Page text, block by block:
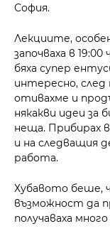
София.
Лекциите,
започваха в
бяха супер
интересно, след
отивахме и
някакви идеи за
неща. Прибирах
и на следващия
работа.
Хубавото беше,
възможност да
получаваха